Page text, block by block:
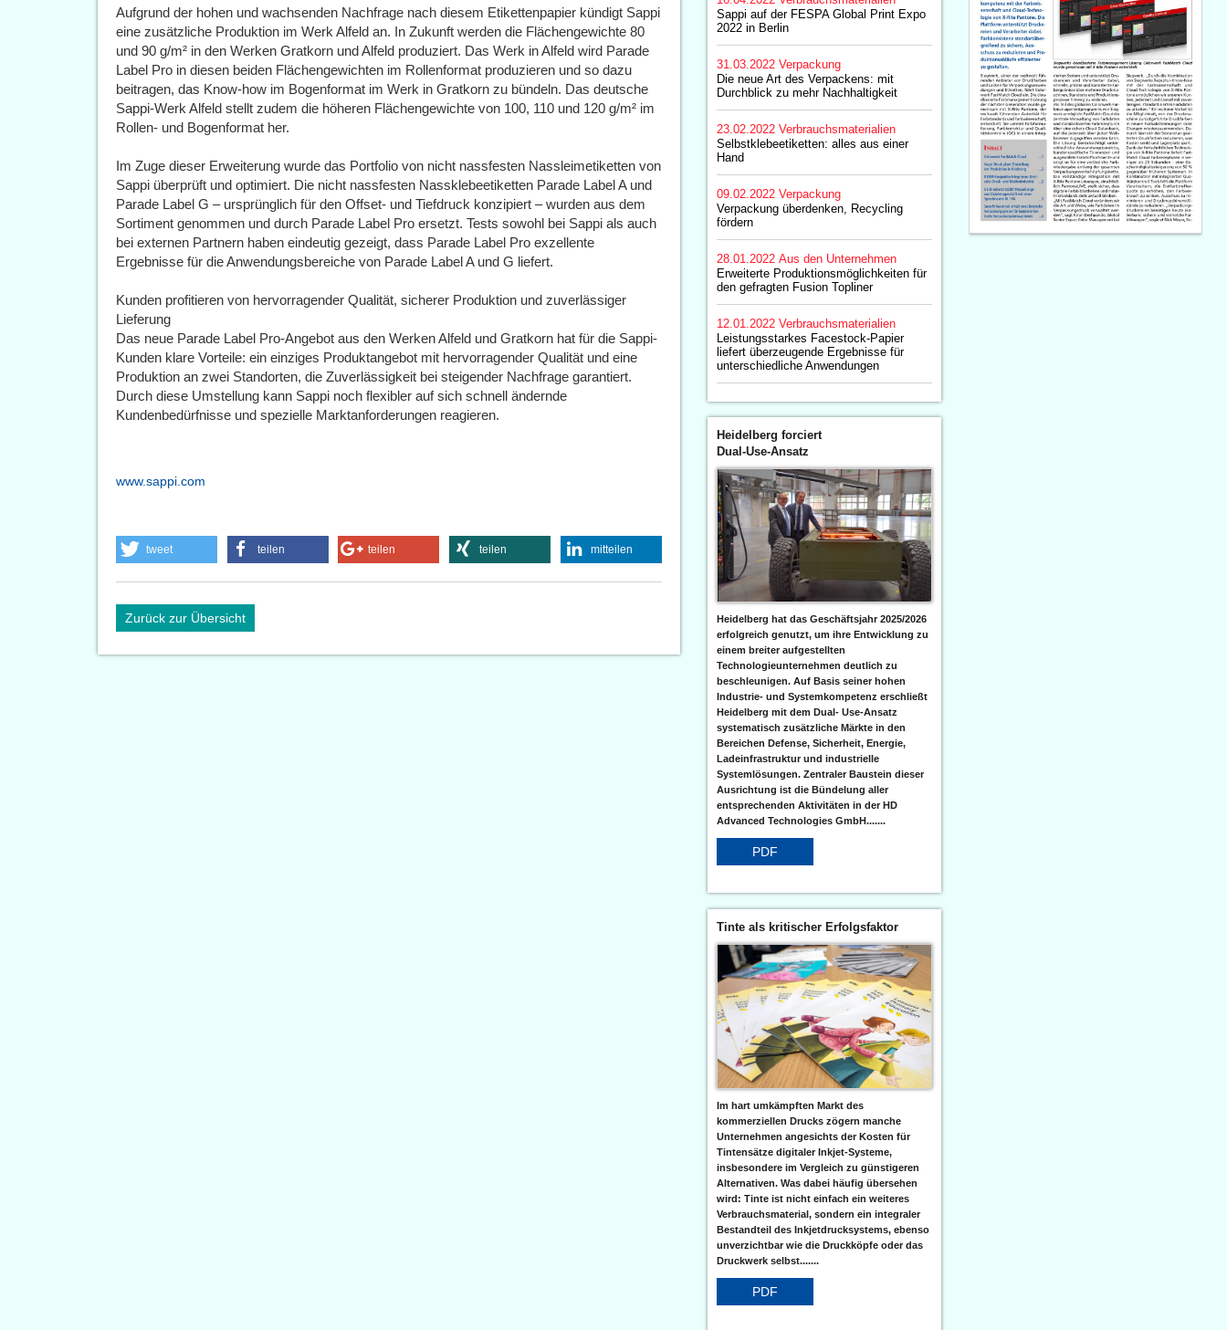
Aufgrund der hohen und wachsenden Nachfrage nach diesem Etikettenpapier kündigt Sappi
eine zusätzliche Produktion im Werk Alfeld an. In Zukunft werden die Flächengewichte 80
und 90 g/m² in den Werken Gratkorn und Alfeld produziert. Das Werk in Alfeld wird Parade
Label Pro in diesen beiden Flächengewichten im Rollenformat produzieren und so dazu
beitragen, das Know-how im Bogenformat im Werk in Gratkorn zu bündeln. Das deutsche
Sappi-Werk Alfeld stellt zudem die höheren Flächengewichte von 100, 110 und 120 g/m² im
Rollen- und Bogenformat her.
Im Zuge dieser Erweiterung wurde das Portfolio von nicht nassfesten Nassleimetiketten von
Sappi überprüft und optimiert. Die nicht nassfesten Nassklebeetiketten Parade Label A und
Parade Label G – ursprünglich für den Offset- und Tiefdruck konzipiert – wurden aus dem
Sortiment genommen und durch Parade Label Pro ersetzt. Tests sowohl bei Sappi als auch
bei externen Partnern haben eindeutig gezeigt, dass Parade Label Pro exzellente
Ergebnisse für die Anwendungsbereiche von Parade Label A und G liefert.
Kunden profitieren von hervorragender Qualität, sicherer Produktion und zuverlässiger
Lieferung
Das neue Parade Label Pro-Angebot aus den Werken Alfeld und Gratkorn hat für die Sappi-
Kunden klare Vorteile: ein einziges Produktangebot mit hervorragender Qualität und eine
Produktion an zwei Standorten, die Zuverlässigkeit bei steigender Nachfrage garantiert.
Durch diese Umstellung kann Sappi noch flexibler auf sich schnell ändernde
Kundenbedürfnisse und spezielle Marktanforderungen reagieren.
www.sappi.com
tweet teilen teilen teilen mitteilen
Zurück zur Übersicht
Sappi auf der FESPA Global Print Expo
2022 in Berlin
31.03.2022 Verpackung
Die neue Art des Verpackens: mit
Durchblick zu mehr Nachhaltigkeit
23.02.2022 Verbrauchsmaterialien
Selbstklebeetiketten: alles aus einer
Hand
09.02.2022 Verpackung
Verpackung überdenken, Recycling
fördern
28.01.2022 Aus den Unternehmen
Erweiterte Produktionsmöglichkeiten für
den gefragten Fusion Topliner
12.01.2022 Verbrauchsmaterialien
Leistungsstarkes Facestock-Papier
liefert überzeugende Ergebnisse für
unterschiedliche Anwendungen
Heidelberg forciert
Dual-Use-Ansatz
Heidelberg hat das Geschäftsjahr 2025/2026
erfolgreich genutzt, um ihre Entwicklung zu
einem breiter aufgestellten
Technologieunternehmen deutlich zu
beschleunigen. Auf Basis seiner hohen
Industrie- und Systemkompetenz erschließt
Heidelberg mit dem Dual- Use-Ansatz
systematisch zusätzliche Märkte in den
Bereichen Defense, Sicherheit, Energie,
Ladeinfrastruktur und industrielle
Systemlösungen. Zentraler Baustein dieser
Ausrichtung ist die Bündelung aller
entsprechenden Aktivitäten in der HD
Advanced Technologies GmbH.......
PDF
Tinte als kritischer Erfolgsfaktor
Im hart umkämpften Markt des
kommerziellen Drucks zögern manche
Unternehmen angesichts der Kosten für
Tintensätze digitaler Inkjet-Systeme,
insbesondere im Vergleich zu günstigeren
Alternativen. Was dabei häufig übersehen
wird: Tinte ist nicht einfach ein weiteres
Verbrauchsmaterial, sondern ein integraler
Bestandteil des Inkjetdrucksystems, ebenso
unverzichtbar wie die Druckköpfe oder das
Druckwerk selbst.......
PDF